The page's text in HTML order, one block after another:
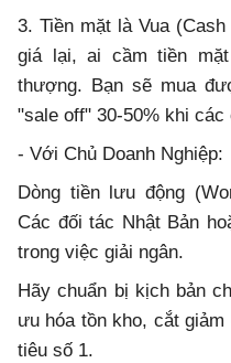
3. Tiền mặt là Vua
giá lại, ai cầm tiền
thượng. Bạn sẽ mua
"sale off" 30-50% khi các
- Với Chủ Doanh Nghiệp:
Dòng tiền lưu động
Các đối tác Nhật Bản
trong việc giải ngân.
Hãy chuẩn bị kịch bản
ưu hóa tồn kho, cắt
tiêu số 1.